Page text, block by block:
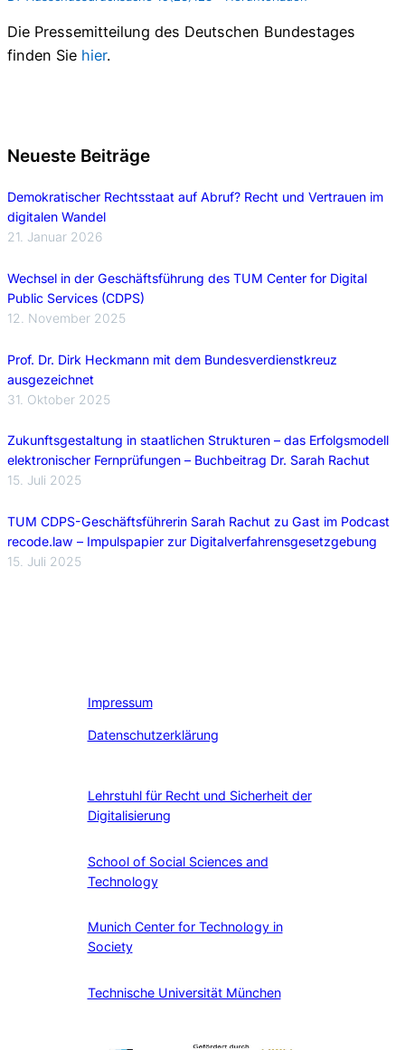
Die Pressemitteilung des Deutschen Bundestages
finden Sie hier.
Neueste Beiträge
Demokratischer Rechtsstaat auf Abruf? Recht und Vertrauen im
digitalen Wandel
21. Januar 2026
Wechsel in der Geschäftsführung des TUM Center for Digital
Public Services (CDPS)
12. November 2025
Prof. Dr. Dirk Heckmann mit dem Bundesverdienstkreuz
ausgezeichnet
31. Oktober 2025
Zukunftsgestaltung in staatlichen Strukturen – das Erfolgsmodell
elektronischer Fernprüfungen – Buchbeitrag Dr. Sarah Rachut
15. Juli 2025
TUM CDPS-Geschäftsführerin Sarah Rachut zu Gast im Podcast
recode.law – Impulspapier zur Digitalverfahrensgesetzgebung
15. Juli 2025
Impressum
Datenschutzerklärung
Lehrstuhl für Recht und Sicherheit der
Digitalisierung
School of Social Sciences and
Technology
Munich Center for Technology in
Society
Technische Universität München